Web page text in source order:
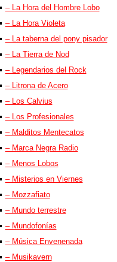
– La Hora del Hombre Lobo
– La Hora Violeta
– La taberna del pony pisador
– La Tierra de Nod
– Legendarios del Rock
– Litrona de Acero
– Los Calvius
– Los Profesionales
– Malditos Mentecatos
– Marca Negra Radio
– Menos Lobos
– Misterios en Viernes
– Mozzafiato
– Mundo terrestre
– Mundofonías
– Música Envenenada
– Musikavern